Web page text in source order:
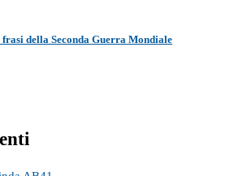
frasi della Seconda Guerra Mondiale